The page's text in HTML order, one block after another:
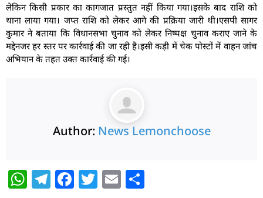
लेकिन किसी प्रकार का कागजात प्रस्तुत नहीं किया गया।इसके बाद राशि को
थाना लाया गया। जप्त राशि को लेकर आगे की प्रक्रिया जारी थी।एसपी सागर
कुमार ने बताया कि विधानसभा चुनाव को लेकर निष्पक्ष चुनाव कराए जाने के
मद्देनजर हर स्तर पर कार्रवाई की जा रही है।इसी कड़ी में चेक पोस्टों में वाहन जांच
अभियान के तहत उक्त कार्रवाई की गई।
Author: News Lemonchoose
W T F T E